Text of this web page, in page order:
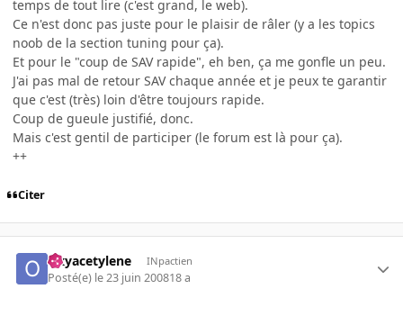
temps de tout lire (c'est grand, le web).
Ce n'est donc pas juste pour le plaisir de râler (y a les topics
noob de la section tuning pour ça).
Et pour le "coup de SAV rapide", eh ben, ça me gonfle un peu.
J'ai pas mal de retour SAV chaque année et je peux te garantir
que c'est (très) loin d'être toujours rapide.
Coup de gueule justifié, donc.
Mais c'est gentil de participer (le forum est là pour ça).
++
Citer
Oxyacetylene INpactien
Posté(e) le 23 juin 200818 a